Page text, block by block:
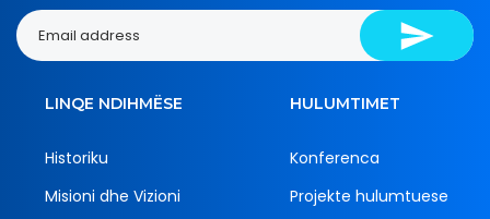
LINQE NDIHMËSE
Historiku
Misioni dhe Vizioni
HULUMTIMET
Konferenca
Projekte hulumtuese